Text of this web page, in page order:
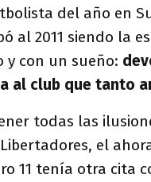
del año en
al 2011 siendo la
y con un sueño:
al club que tanto
todas las
el
11 tenía otra cita